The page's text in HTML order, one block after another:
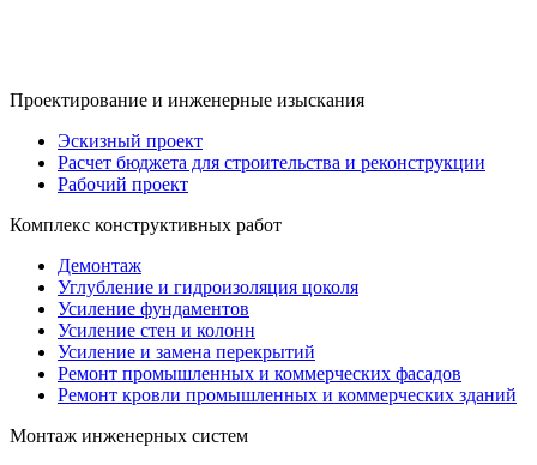
Проектирование и инженерные изыскания
Эскизный проект
Расчет бюджета для строительства и реконструкции
Рабочий проект
Комплекс конструктивных работ
Демонтаж
Углубление и гидроизоляция цоколя
Усиление фундаментов
Усиление стен и колонн
Усиление и замена перекрытий
Ремонт промышленных и коммерческих фасадов
Ремонт кровли промышленных и коммерческих зданий
Монтаж инженерных систем